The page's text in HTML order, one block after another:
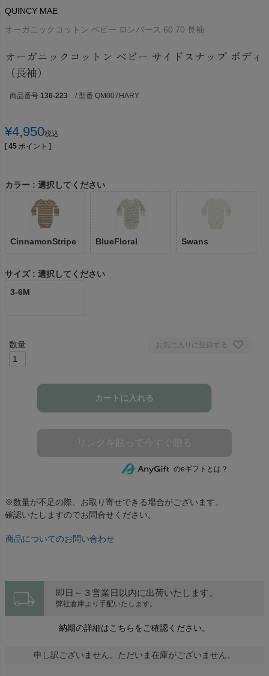
QUINCY MAE
オーガニックコットン ベビー ロンパース 60 70 長袖
オーガニックコットン ベビー サイドスナップ ボディ
（長袖）
商品番号 136-223 / 型番 QM007HARY
¥4,950税込
[ 45 ポイント ]
カラー 選択してください
CinnamonStripe BlueFloral Swans
サイズ
選択してください
3-6M
お気に入りに登録する
カートに入れる
のeギフトとは？
※数量が不足の際、お取り寄せできる場合がございます。
確認いたしますのでお問合せください。
商品についてのお問い合わせ
local_shipping 即日～３営業日以内に出荷いたします。
弊社倉庫より手配いたします。
納期の詳細はこちらをご確認ください。
申し訳ございません。ただいま在庫がございません。